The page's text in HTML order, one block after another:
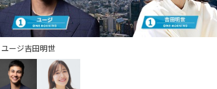
ユージ吉田明世